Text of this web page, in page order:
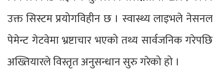
उक्त सिस्टम प्रयोगविहीन छ । स्वास्थ्य लाइभले नेसनल
पेमेन्ट गेटवेमा भ्रष्टाचार भएको तथ्य सार्वजनिक गरेपछि
अख्तियारले विस्तृत अनुसन्धान सुरु गरेको हो ।